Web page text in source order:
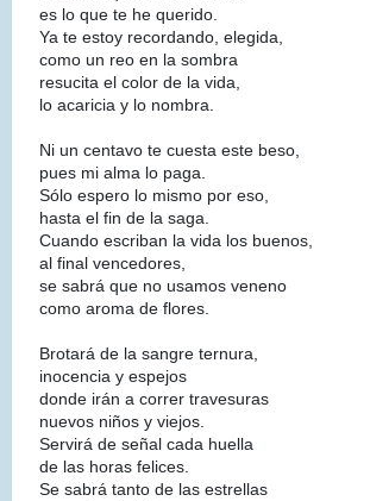
es lo que te he querido.
Ya te estoy recordando, elegida,
como un reo en la sombra
resucita el color de la vida,
lo acaricia y lo nombra.
Ni un centavo te cuesta este beso,
pues mi alma lo paga.
Sólo espero lo mismo por eso,
hasta el fin de la saga.
Cuando escriban la vida los buenos,
al final vencedores,
se sabrá que no usamos veneno
como aroma de flores.
Brotará de la sangre ternura,
inocencia y espejos
donde irán a correr travesuras
nuevos niños y viejos.
Servirá de señal cada huella
de las horas felices.
Se sabrá tanto de las estrellas